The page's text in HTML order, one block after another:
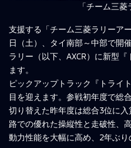
「チーム三菱
支援する「チーム三菱ラリーア
日（土）、タイ南部～中部で開
ラリー（以下、AXCR）に新型
ます。
ピックアップトラック『トライ
目を迎えます。参戦初年度で総
切り替えた昨年度は総合3位に
路での優れた操縦性と走破性、
動力性能を大幅に高め、2年ぶり